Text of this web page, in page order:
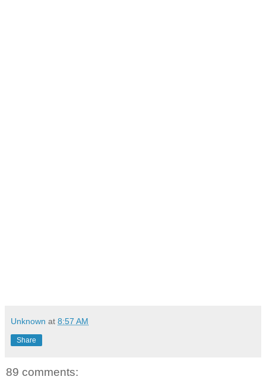
Unknown at 8:57 AM
Share
89 comments: